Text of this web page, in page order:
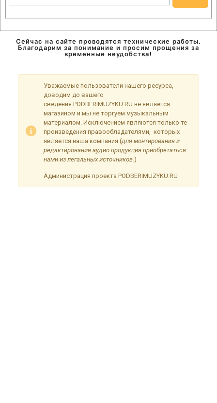
Сейчас на сайте проводятся технические работы.
Благодарим за понимание и просим прощения за
временные неудобства!
Уважаемые пользователи нашего ресурса,
доводим до вашего
сведения.PODBERIMUZYKU.RU не является
магазином и мы не торгуем музыкальным
материалом. Исключением являются только те
произведения правообладателями, которых
является наша компания.(для монтирования и
редактирования аудио продукция приобретаться
нами из легальных источников.)
Администрация проекта PODBERIMUZYKU.RU